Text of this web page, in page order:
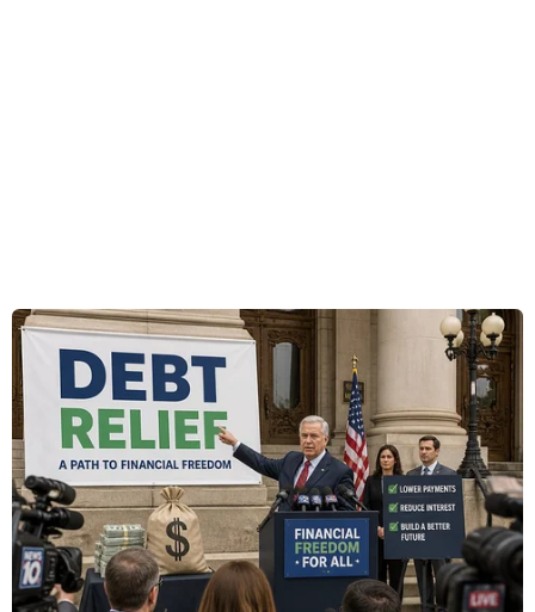
Các quận chuẩn bị lực lượng, vật tư tại những vị
trí xung yếu có nguy cơ xảy ratràn, bể bờ bao để
xử lý ngay khi phát hiện sự cố hoặc có nguy cơ
xảy ra sự cố,không để xảy ra ngập úng, gây thiệt
hại cho người dân./.
(TTXVN/Vietnam+)